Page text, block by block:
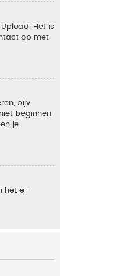
Het is
op met
bijv.
beginnen
je
het e-